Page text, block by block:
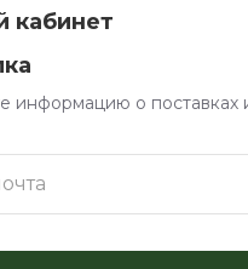
кабинет
информацию о поставках